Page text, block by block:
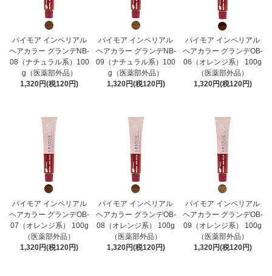
パイモア インペリアル
ヘアカラー グランデNB-
08（ナチュラル系）100
g（医薬部外品）
1,320円(税120円)
パイモア インペリアル
ヘアカラー グランデNB-
09（ナチュラル系）100
g（医薬部外品）
1,320円(税120円)
パイモア インペリアル
ヘアカラー グランデOB-
06（オレンジ系） 100g
（医薬部外品）
1,320円(税120円)
パイモア インペリアル
ヘアカラー グランデOB-
07（オレンジ系） 100g
（医薬部外品）
1,320円(税120円)
パイモア インペリアル
ヘアカラー グランデOB-
08（オレンジ系） 100g
（医薬部外品）
1,320円(税120円)
パイモア インペリアル
ヘアカラー グランデOB-
09（オレンジ系） 100g
（医薬部外品）
1,320円(税120円)